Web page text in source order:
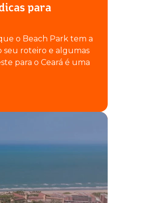
para
o Beach Park tem a
seu roteiro e algumas
para o Ceará é uma